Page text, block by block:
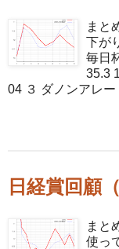
まと
下が
毎日
35.3
04 ３ ダノンアレー
日経賞回顧
まと
使っ